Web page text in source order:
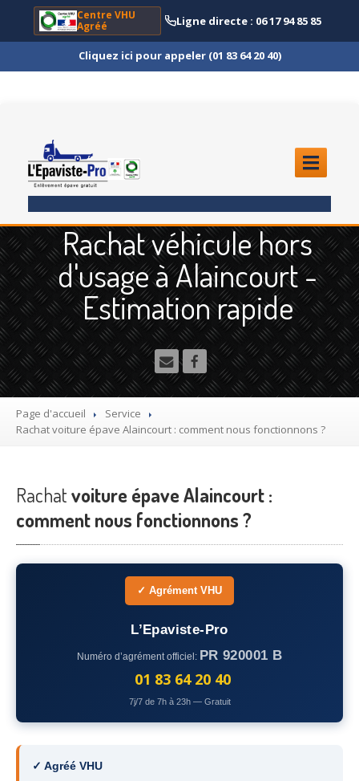
Centre VHU
Agréé
Ligne directe : 06 17 94 85 85
Cliquez ici pour appeler (01 83 64 20 40)
ENLÈVEMENTÉPAVE
Quoi ?
Scooteret Moto
Camion
et Poids Lourd
Utilitaire
Démolisseuragrée VHU gratuit
Recyclage voiture usagée gratuit
voiture accidentée
– Seine-et-Marne
92 – Hauts-de-Seine
Rachat véhicule hors
d'usage à Alaincourt -
Estimation rapide
Page d'accueil
Service
Rachatvoiture épave Alaincourt : comment nous fonctionnons ?
Rachatvoiture épave Alaincourt :
comment nous fonctionnons ?
✓ Agrément VHU
L’Epaviste-Pro
Numéro d’agrément officiel: PR 920001 B
01 83 64 20 40
7j/7 de 7h à 23h — Gratuit
✓ Agréé VHU